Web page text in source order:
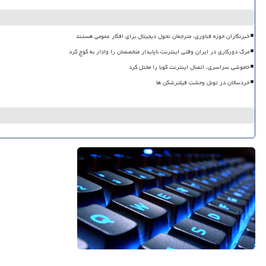
خبرنگاران حوزه فناوری، مترجمان تحول دیجیتال برای افکار عمومی هستند
مرگ دورکاری در ایران وقتی اینترنت ناپایدار متخصصان را وادار به کوچ کرد
خاموشی سراسری، اتصال اینترنت کوبا را مختل کرد
خردسالان در تونل وحشت فیلترشکن ها